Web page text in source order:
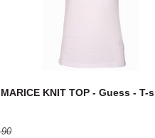
KNIT TOP - Guess - T-